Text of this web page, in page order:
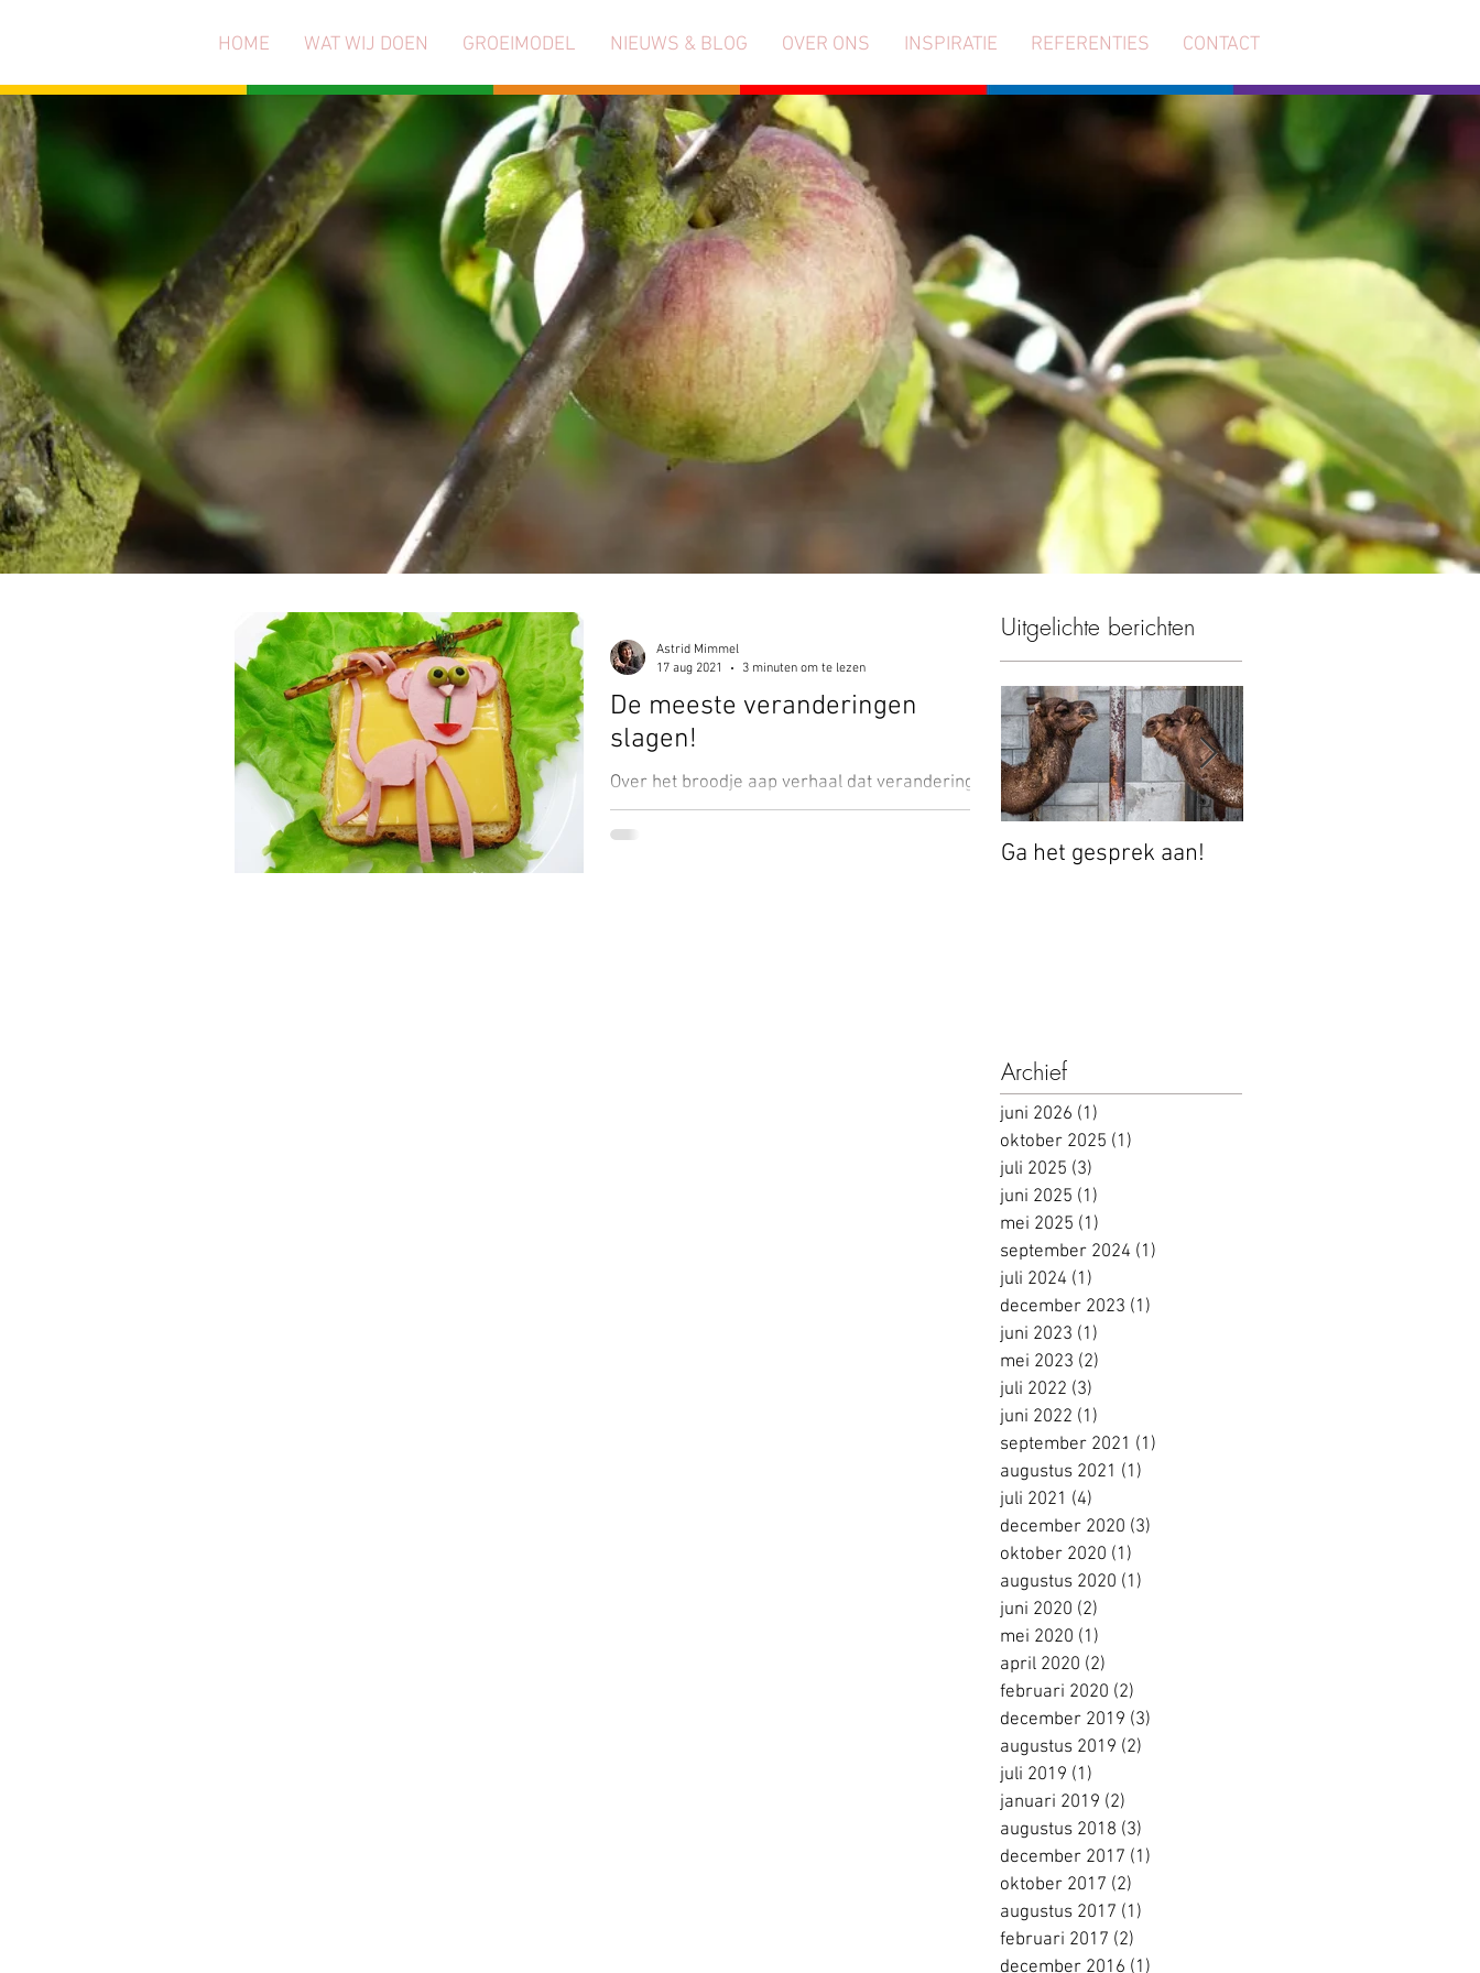
HOME WAT WIJ DOEN GROEIMODEL NIEUWS & BLOG OVER ONS INSPIRATIE REFERENTIES CONTACT
De meeste veranderingen
slagen!
Over het broodje aap verhaal dat verandering
niet slaagt….. Word jij ook een beetje moe van al
die doemberichten? Dat 70 procent van de...
Astrid Mimmel
17 aug 2021
3 minuten om te lezen
Uitgelichte berichten
Ga het gesprek aan!
Archief
juni 2026 (1)
oktober 2025 (1)
juli 2025 (3)
juni 2025 (1)
mei 2025 (1)
september 2024 (1)
juli 2024 (1)
december 2023 (1)
juni 2023 (1)
mei 2023 (2)
juli 2022 (3)
juni 2022 (1)
september 2021 (1)
augustus 2021 (1)
juli 2021 (4)
december 2020 (3)
oktober 2020 (1)
augustus 2020 (1)
juni 2020 (2)
mei 2020 (1)
april 2020 (2)
februari 2020 (2)
december 2019 (3)
augustus 2019 (2)
juli 2019 (1)
januari 2019 (2)
augustus 2018 (3)
december 2017 (1)
oktober 2017 (2)
augustus 2017 (1)
februari 2017 (2)
december 2016 (1)